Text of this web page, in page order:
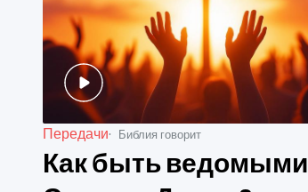
Передачи Библия говорит
Как быть ведомыми